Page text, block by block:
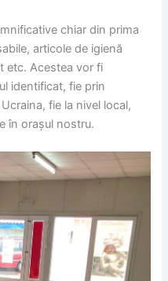
chiar din prima
articole de igienă
etc. Acestea vor fi
identificat, fie prin
fie la nivel local,
în orașul nostru.